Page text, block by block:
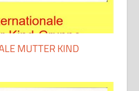
MUTTER KIND